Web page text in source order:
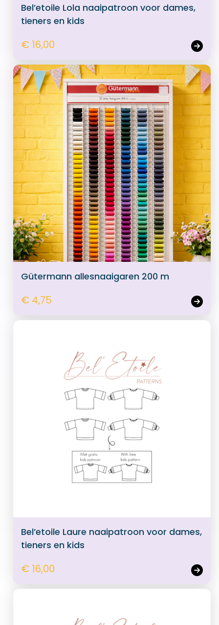
Bel’etoile Lola naaipatroon voor dames,
tieners en kids
€ 16,00
Gütermann allesnaaigaren 200 m
€ 4,75
Bel’etoile Laure naaipatroon voor dames,
tieners en kids
€ 16,00